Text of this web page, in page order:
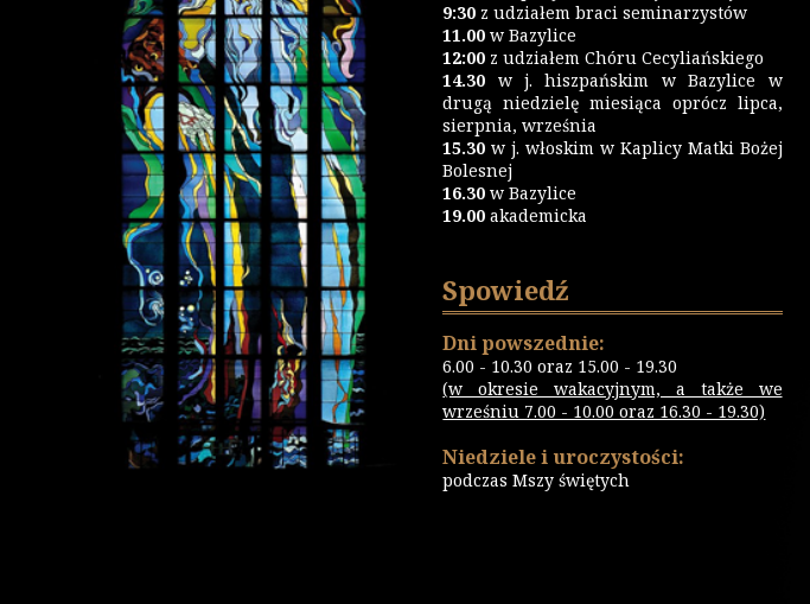
9:30 z udziałem braci seminarzystów
11.00 w Bazylice
12:00 z udziałem Chóru Cecyliańskiego
14.30 w j. hiszpańskim w Bazylice w
drugą niedzielę miesiąca oprócz lipca,
sierpnia, września
15.30 w j. włoskim w Kaplicy Matki Bożej
Bolesnej
16.30w Bazylice
19.00akademicka
Spowiedź
Dni powszednie:
6.00 - 10.30 oraz 15.00 - 19.30
(w okresie wakacyjnym, a także we
wrześniu 7.00 - 10.00 oraz 16.30 - 19.30)
Niedziele i uroczystości:
podczas Mszy świętych